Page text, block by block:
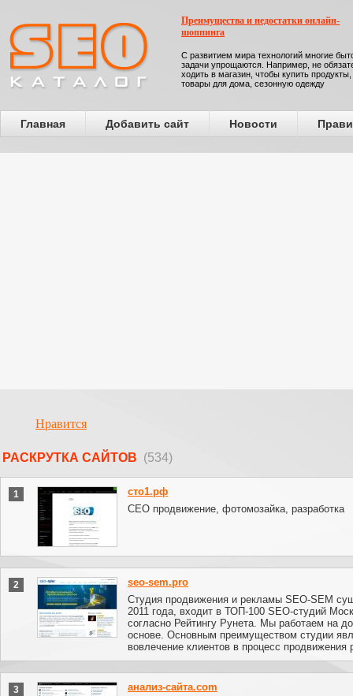
Преимущества и недостатки онлайн-
шоппинга
С развитием мира технологий многие
задачи упрощаются. Например, не
ходить в магазин, чтобы купить продукты,
товары для дома, сезонную одежду
Главная Добавить сайт Новости
Нравится
РАСКРУТКА САЙТОВ (534)
1
сто1.рф
СЕО продвижение, фотомозайка, разработка
2
seo-sem.pro
Студия продвижения и рекламы SEO-SEM
2011 года, входит в ТОП-100 SEO-студий
согласно Рейтингу Рунета. Мы работаем на
основе. Основным преимуществом студии
вовлечение клиентов в процесс продвижения
3
анализ-сайта.com